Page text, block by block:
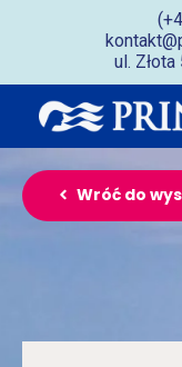
ul.
Wróć do